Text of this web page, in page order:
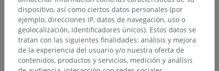
Jerarquía anatómica
dispositivo, así como ciertos datos personales (por
ejemplo, direcciones IP, datos de navegación, uso o
geolocalización, identificadores únicos). Estos datos se
tratan con las siguientes finalidades: análisis y mejora
de la experiencia del usuario y/o nuestra oferta de
contenidos, productos y servicios, medición y análisis